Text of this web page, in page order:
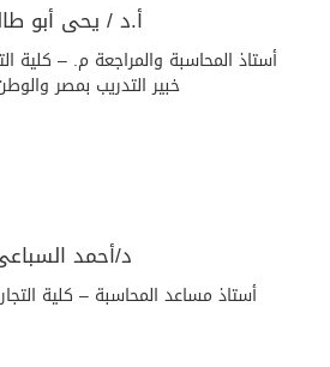
أ.د / يحى أبو
أستاذ المحاسبة والمراجعة م. – كلية
خبير التدريب بمصر
د/أحمد
أستاذ مساعد المحاسبة – كلية